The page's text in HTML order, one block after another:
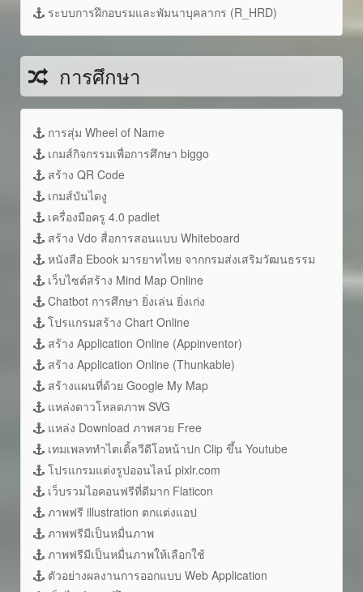
ระบบการฝึกอบรมและพัมนาบุคลากร (R_HRD)
การศึกษา
การสุ่ม Wheel of Name
เกมส์กิจกรรมเพื่อการศึกษา biggo
สร้าง QR Code
เกมส์บันไดงู
เครื่องมือครู 4.0 padlet
สร้าง Vdo สื่อการสอนแบบ Whiteboard
หนังสือ Ebook มารยาทไทย จากกรมส่งเสริมวัฒนธรรม
เว็บไซต์สร้าง Mind Map Online
Chatbot การศึกษา ยิ่งเล่น ยิ่งเก่ง
โปรแกรมสร้าง Chart Online
สร้าง Application Online (Appinventor)
สร้าง Application Online (Thunkable)
สร้างแผนที่ด้วย Google My Map
แหล่งดาวโหลดภาพ SVG
แหล่ง Download ภาพสวย Free
เทมเพลททำไตเติ้ลวีดีโอหน้าปก Clip ขึ้น Youtube
โปรแกรมแต่งรูปออนไลน์ pixlr.com
เว็บรวมไอคอนฟรีที่ดีมาก Flaticon
ภาพฟรี illustration ตกแต่งแอป
ภาพฟรีมีเป็นหมื่นภาพ
ภาพฟรีมีเป็นหมื่นภาพให้เลือกใช้
ตัวอย่างผลงานการออกแบบ Web Application